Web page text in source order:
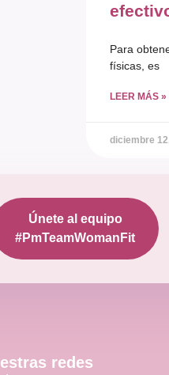
Para
físicas, es
LEER MÁS »
diciembre
Únete al equipo
#PmTeamWomanFit
redes